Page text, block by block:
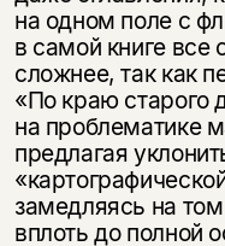
на одном поле с
в самой книге все
сложнее, так как
«По краю старого
на проблематике
предлагая
замедляясь на
вплоть до полной